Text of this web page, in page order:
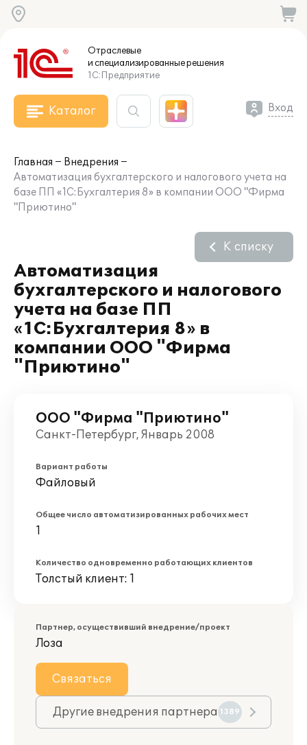
Отраслевые
и специализированныерешения
1С:Предприятие
Каталог Вход
Главная
Внедрения
Автоматизация бухгалтерского и налогового учета на
базе ПП «1С:Бухгалтерия 8» в компании ООО "Фирма
"Приютино"
Автоматизация
бухгалтерского и налогового
учета на базе ПП
«1С:Бухгалтерия 8» в
компании ООО "Фирма
"Приютино"
К списку
ООО "Фирма "Приютино"
Санкт-Петербург, Январь 2008
Вариант работы
Файловый
Общее число автоматизированных рабочих мест
1
Количество одновременно работающих клиентов
Толстый клиент: 1
Партнер, осуществивший внедрение/проект
Лоза
Связаться
Другие внедрения партнера 1389